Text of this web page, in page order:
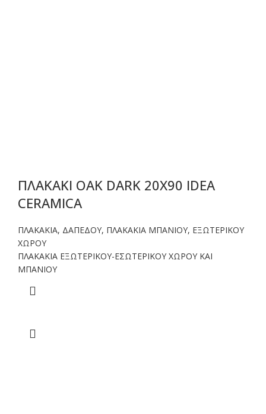
ΠΛΑΚΑΚΙ OAK DARK 20X90 IDEA
CERAMICA
ΠΛΑΚΑΚΙΑ, ΔΑΠΕΔΟΥ, ΠΛΑΚΑΚΙΑ ΜΠΑΝΙΟΥ, ΕΞΩΤΕΡΙΚΟΥ
ΧΩΡΟΥ
ΠΛΑΚΑΚΙΑ ΕΞΩΤΕΡΙΚΟΥ-ΕΣΩΤΕΡΙΚΟΥ ΧΩΡΟΥ ΚΑΙ
ΜΠΑΝΙΟΥ